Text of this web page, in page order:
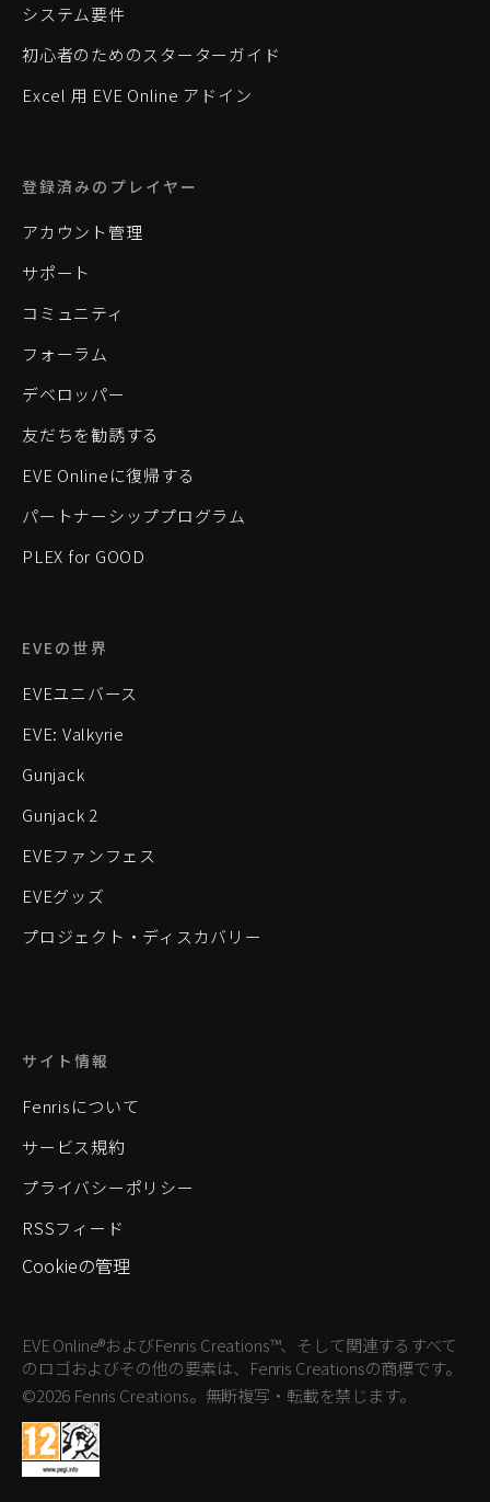
システム要件
初心者のためのスターターガイド
Excel 用 EVE Online アドイン
登録済みのプレイヤー
アカウント管理
サポート
コミュニティ
フォーラム
デベロッパー
友だちを勧誘する
EVE Onlineに復帰する
パートナーシッププログラム
PLEX for GOOD
EVEの世界
EVEユニバース
EVE: Valkyrie
Gunjack
Gunjack 2
EVEファンフェス
EVEグッズ
プロジェクト・ディスカバリー
サイト情報
Fenrisについて
サービス規約
プライバシーポリシー
RSSフィード
Cookieの管理
EVE Online®およびFenris Creations™、そして関連するすべて
のロゴおよびその他の要素は、Fenris Creationsの商標です。
©2026 Fenris Creations。無断複写・転載を禁じます。